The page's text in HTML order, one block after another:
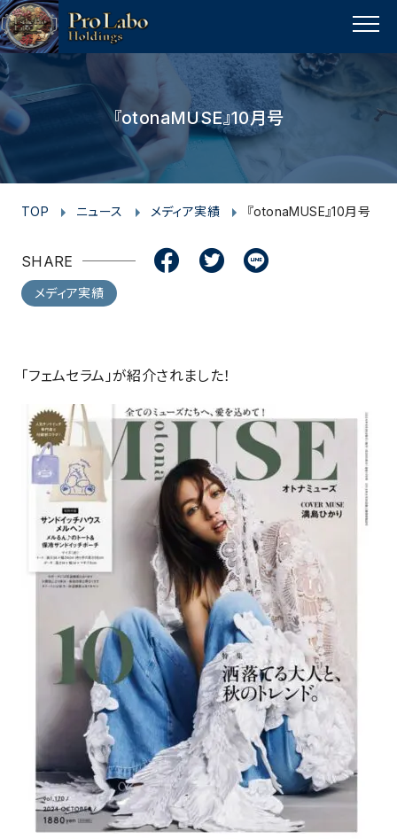
MENU
『otonaMUSE』10月号
TOP ニュース メディア実績 『otonaMUSE』10月号
SHARE
c
e
b
o
o
k
i
t
t
e
n
e
メディア実績
「フェムセラム」が紹介されました！
p
a
g
e
t
o
p
s
t
a
g
r
a
m
c
e
b
o
k
i
t
t
e
r
u
t
u
e